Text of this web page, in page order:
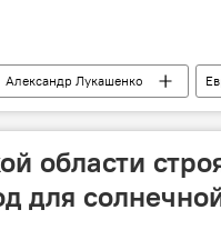
Александр Лукашенко
области
для